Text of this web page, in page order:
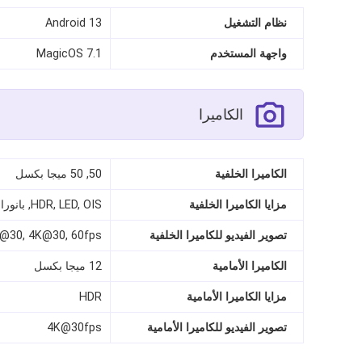
نظام التشغيل Android 13
واجهة المستخدم MagicOS 7.1
الكاميرا
الكاميرا الخلفية 50, 50 ميجا بكسل
مزايا الكاميرا الخلفية HDR, LED, OIS, بانوراما
تصوير الفيديو للكاميرا الخلفية 4K@30, 60fps
الكاميرا الأمامية 12 ميجا بكسل
مزايا الكاميرا الأمامية HDR
تصوير الفيديو للكاميرا الأمامية 4K@30fps